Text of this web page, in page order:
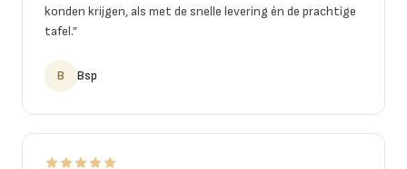
konden krijgen, als met de snelle levering én de prachtige
tafel.”
B Bsp